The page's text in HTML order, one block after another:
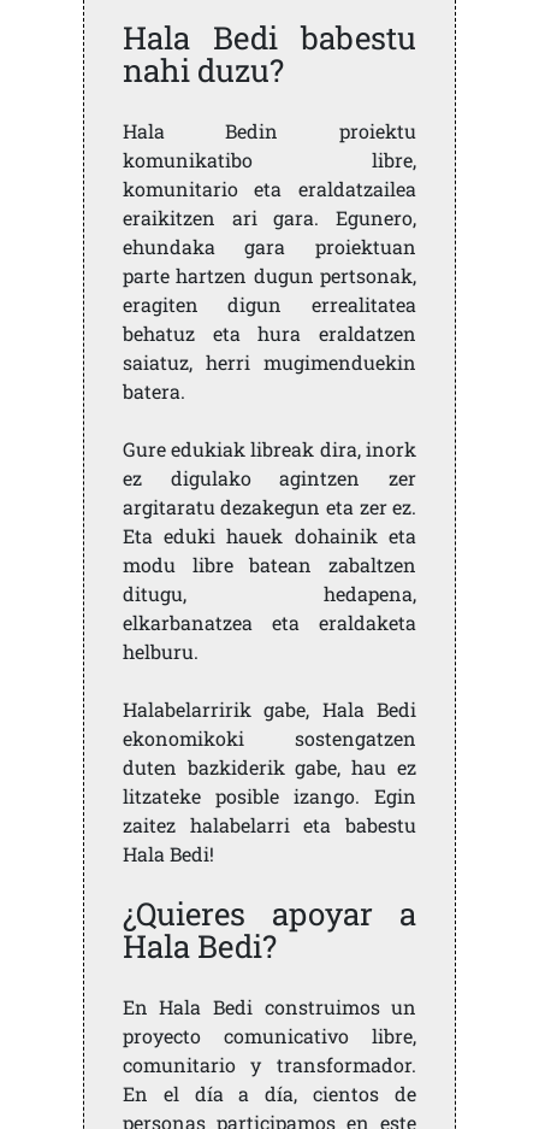
Hala Bedi babestu
nahi duzu?
Hala Bedin proiektu
komunikatibo libre,
komunitario eta eraldatzailea
eraikitzen ari gara. Egunero,
ehundaka gara proiektuan
parte hartzen dugun pertsonak,
eragiten digun errealitatea
behatuz eta hura eraldatzen
saiatuz, herri mugimenduekin
batera.
Gure edukiak libreak dira, inork
ez digulako agintzen zer
argitaratu dezakegun eta zer ez.
Eta eduki hauek dohainik eta
modu libre batean zabaltzen
ditugu, hedapena,
elkarbanatzea eta eraldaketa
helburu.
Halabelarririk gabe, Hala Bedi
ekonomikoki sostengatzen
duten bazkiderik gabe, hau ez
litzateke posible izango. Egin
zaitez halabelarri eta babestu
Hala Bedi!
¿Quieres apoyar a
Hala Bedi?
En Hala Bedi construimos un
proyecto comunicativo libre,
comunitario y transformador.
En el día a día, cientos de
personas participamos en este